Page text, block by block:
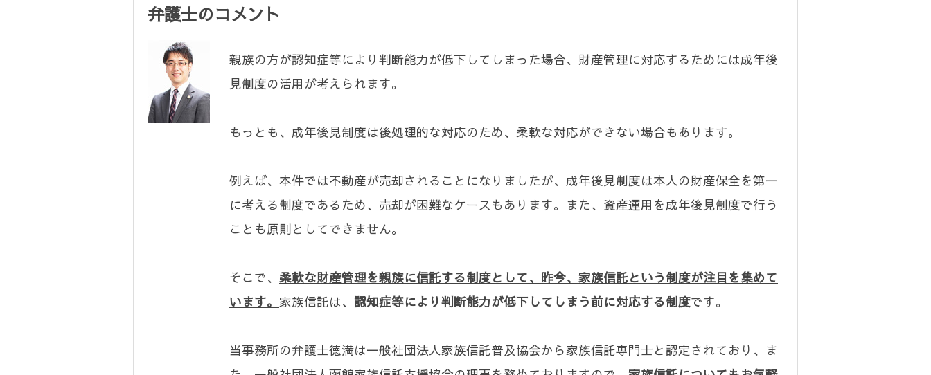
弁護士のコメント
親族の方が認知症等により判断能力が低下してしまった場合、財産管理に対応するためには成年後
見制度の活用が考えられます。
もっとも、成年後見制度は後処理的な対応のため、柔軟な対応ができない場合もあります。
例えば、本件では不動産が売却されることになりましたが、成年後見制度は本人の財産保全を第一
に考える制度であるため、売却が困難なケースもあります。また、資産運用を成年後見制度で行う
ことも原則としてできません。
そこで、 柔軟な財産管理を親族に信託する制度として、昨今、家族信託という制度が注目を集めて
います。 家族信託は、 認知症等により判断能力が低下してしまう前に対応する制度です。
当事務所の弁護士徳満は一般社団法人家族信託普及協会から家族信託専門士と認定されており、ま